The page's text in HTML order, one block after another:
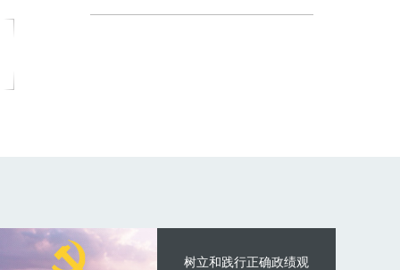
树立和践行正确政绩观